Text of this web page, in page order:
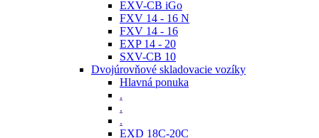
EXV-CB iGo
FXV 14 - 16 N
FXV 14 - 16
EXP 14 - 20
SXV-CB 10
Dvojúrovňové skladovacie vozíky
Hlavná ponuka
.
.
.
EXD 18C-20C